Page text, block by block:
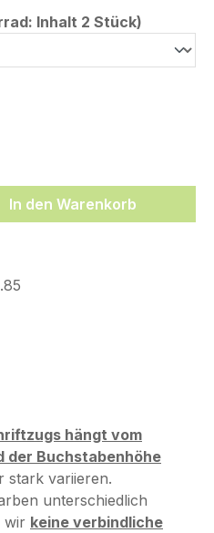
Inhalt 2 Stück)
den
In den Warenkorb
hängt vom
Buchstabenhöhe
stark variieren.
unterschiedlich
wir keine verbindliche